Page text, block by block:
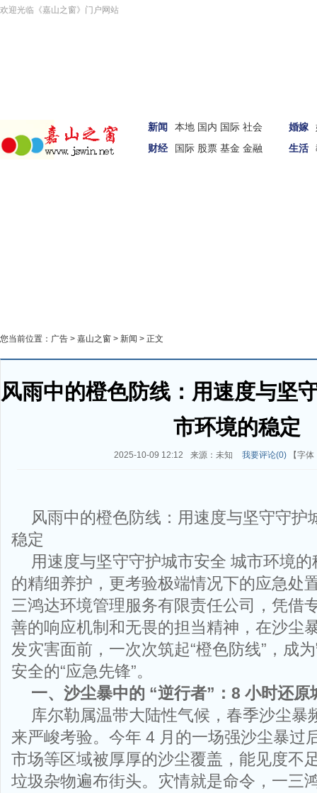
欢迎光临《嘉山之窗》门户网站
新闻 本地 国内 国际 社会
财经
国际 股票 基金 金融
婚嫁
生活
您当前位置： 广告 > 嘉山之窗 > 新闻 > 正文
风雨中的橙色防线：用速度与坚
市环境的稳定
2025-10-09 12:12 来源：未知 我要评论(0)【字体
风雨中的橙色防线：用速度与坚守守护
稳定
用速度与坚守守护城市安全 城市环境
的精细养护，更考验极端情况下的应急处
三鸿达环境管理服务有限责任公司，凭借
善的响应机制和无畏的担当精神，在沙尘
发灾害面前，一次次筑起“橙色防线”，成
安全的“应急先锋”。
一、沙尘暴中的 “逆行者”：8 小时还原
库尔勒属温带大陆性气候，春季沙尘暴
来严峻考验。今年 4 月的一场强沙尘暴过
市场等区域被厚厚的沙尘覆盖，能见度不
垃圾杂物遍布街头。灾情就是命令，一三